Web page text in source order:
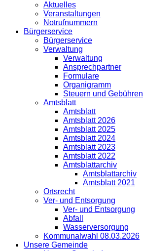
Aktuelles
Veranstaltungen
Notrufnummern
Bürgerservice
Bürgerservice
Verwaltung
Verwaltung
Ansprechpartner
Formulare
Organigramm
Steuern und Gebühren
Amtsblatt
Amtsblatt
Amtsblatt 2026
Amtsblatt 2025
Amtsblatt 2024
Amtsblatt 2023
Amtsblatt 2022
Amtsblattarchiv
Amtsblattarchiv
Amtsblatt 2021
Ortsrecht
Ver- und Entsorgung
Ver- und Entsorgung
Abfall
Wasserversorgung
Kommunalwahl 08.03.2026
Unsere Gemeinde